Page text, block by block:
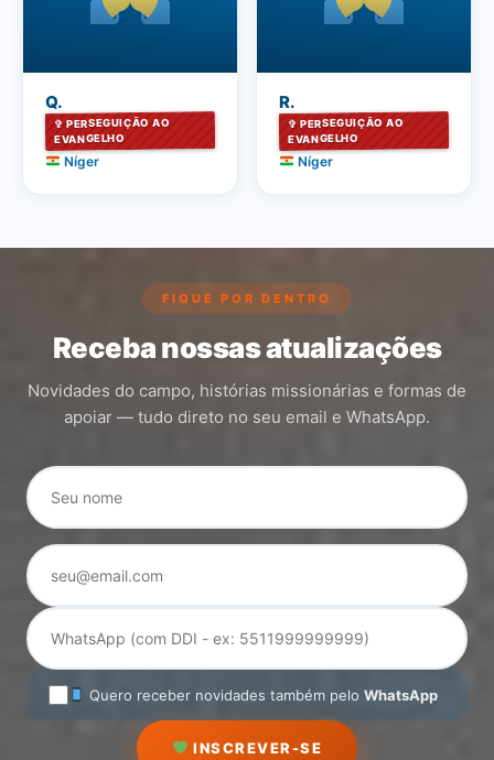
Q.
✞ PERSEGUIÇÃO AO
EVANGELHO
Níger
R.
✞ PERSEGUIÇÃO AO
EVANGELHO
Níger
FIQUE POR DENTRO
Receba nossas atualizações
Novidades do campo, histórias missionárias e formas de
apoiar — tudo direto no seu email e WhatsApp.
Quero receber novidades também pelo WhatsApp
INSCREVER-SE